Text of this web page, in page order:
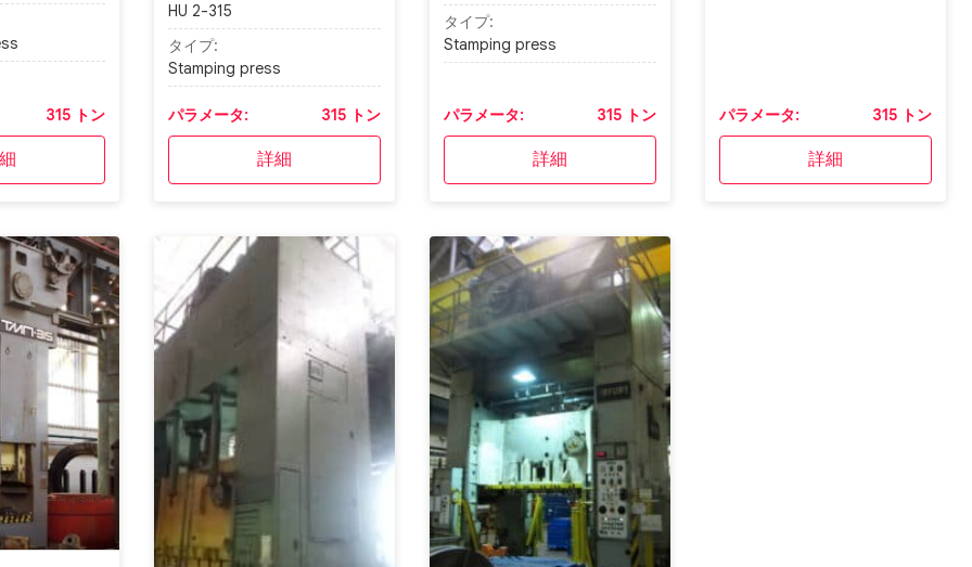
315 トン
HU 2-315
タイプ:
Stamping press
パラメータ: 315 トン
詳細
タイプ:
Stamping press
パラメータ: 315 トン
詳細
パラメータ: 315 トン
詳細